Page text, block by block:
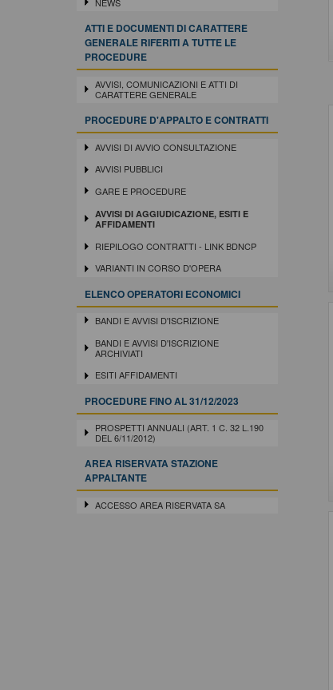
ATTI E DOCUMENTI DI CARATTERE
GENERALE RIFERITI A TUTTE LE
PROCEDURE
AVVISI, COMUNICAZIONI E ATTI DI
CARATTERE GENERALE
PROCEDURE D'APPALTO E CONTRATTI
AVVISI DI AVVIO CONSULTAZIONE
AVVISI PUBBLICI
GARE E PROCEDURE
AVVISI DI AGGIUDICAZIONE, ESITI E
AFFIDAMENTI
RIEPILOGO CONTRATTI - LINK BDNCP
VARIANTI IN CORSO D'OPERA
ELENCO OPERATORI ECONOMICI
BANDI E AVVISI D'ISCRIZIONE
BANDI E AVVISI D'ISCRIZIONE
ARCHIVIATI
ESITI AFFIDAMENTI
PROCEDURE FINO AL 31/12/2023
PROSPETTI ANNUALI (ART. 1 C. 32 L.190
DEL 6/11/2012)
AREA RISERVATA STAZIONE
APPALTANTE
ACCESSO AREA RISERVATA SA